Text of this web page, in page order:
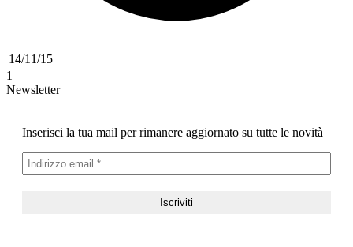
14/11/15
1
Newsletter
Inserisci la tua mail per rimanere aggiornato su tutte le novità